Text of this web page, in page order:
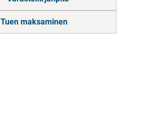
Tuen maksaminen